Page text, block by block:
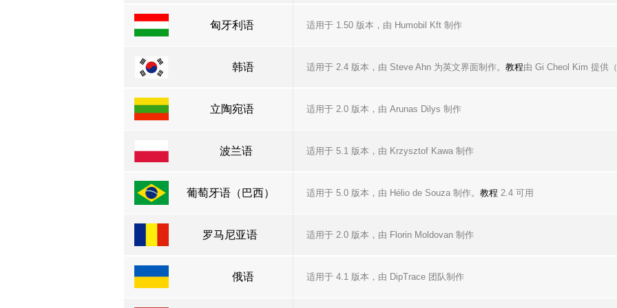
匈牙利语 适用于 1.50 版本，由 Humobil Kft 制作
韩语 适用于 2.4 版本，由 Steve Ahn 为英文界面制作。 教程由 Gi Cheol Kim 提供
立陶宛语 适用于 2.0 版本，由 Arunas Dilys 制作
波兰语 适用于 5.1 版本，由 Krzysztof Kawa 制作
葡萄牙语（巴西） 适用于 5.0 版本，由 Hélio de Souza 制作。 教程 2.4 可用
罗马尼亚语 适用于 2.0 版本，由 Florin Moldovan 制作
俄语 适用于 4.1 版本，由 DipTrace 团队制作